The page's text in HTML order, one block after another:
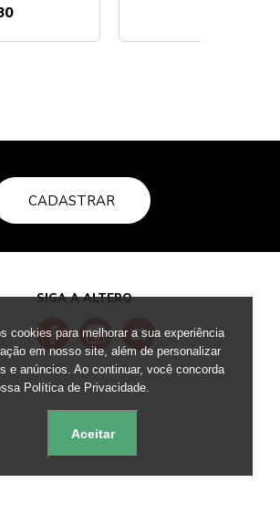
CADASTRAR
SIGA A ALTERO
cookies para melhorar a sua experiência
em nosso site, além de personalizar
e anúncios. Ao continuar, você concorda
Política de Privacidade.
Aceitar